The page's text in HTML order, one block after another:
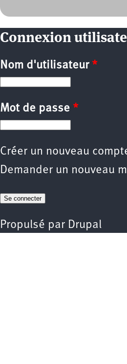
Connexion
Nom d'utilisateur *
Mot de passe *
Créer un nouveau
Demander un nouveau
Propulsé par Drupal